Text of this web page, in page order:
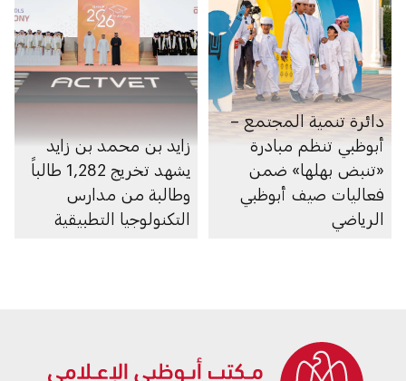
دائرة تنمية المجتمع –
أبوظبي تنظم مبادرة
«تنبض بهلها» ضمن
فعاليات صيف أبوظبي
الرياضي
زايد بن محمد بن زايد
يشهد تخريج 1,282 طالباً
وطالبة من مدارس
التكنولوجيا التطبيقية